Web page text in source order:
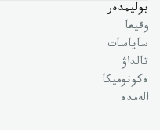
بوليمدەر
وقيعا
ساياسات
تالداۋ
ەكونوميكا
الەمدە